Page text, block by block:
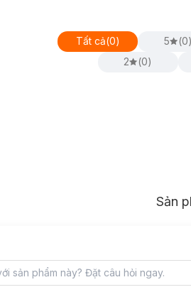
Tất cả(0) 5 (0
2
(0)
Sản